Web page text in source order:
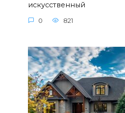
искусственный
0 821